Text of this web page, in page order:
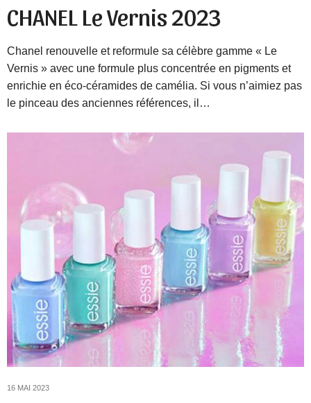
CHANEL Le Vernis 2023
Chanel renouvelle et reformule sa célèbre gamme « Le
Vernis » avec une formule plus concentrée en pigments et
enrichie en éco-céramides de camélia. Si vous n’aimiez pas
le pinceau des anciennes références, il…
16 MAI 2023